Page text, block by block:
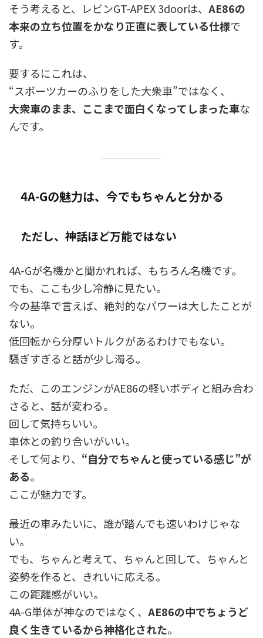
そう考えると、レビンGT-APEX 3doorは、 AE86の
本来の立ち位置をかなり正直に表している仕様で
す。
要するにこれは、
“スポーツカーのふりをした大衆車”ではなく、
大衆車のまま、ここまで面白くなってしまった車な
んです。
4A-Gの魅力は、今でもちゃんと分かる
ただし、神話ほど万能ではない
4A-Gが名機かと聞かれれば、もちろん名機です。
でも、ここも少し冷静に見たい。
今の基準で言えば、絶対的なパワーは大したことが
ない。
低回転から分厚いトルクがあるわけでもない。
騒ぎすぎると話が少し濁る。
ただ、このエンジンがAE86の軽いボディと組み合わ
さると、話が変わる。
回して気持ちいい。
車体との釣り合いがいい。
そして何より、 “自分でちゃんと使っている感じ”が
ある。
ここが魅力です。
最近の車みたいに、誰が踏んでも速いわけじゃな
い。
でも、ちゃんと考えて、ちゃんと回して、ちゃんと
姿勢を作ると、きれいに応える。
この距離感がいい。
4A-G単体が神なのではなく、 AE86の中でちょうど
良く生きているから神格化された。